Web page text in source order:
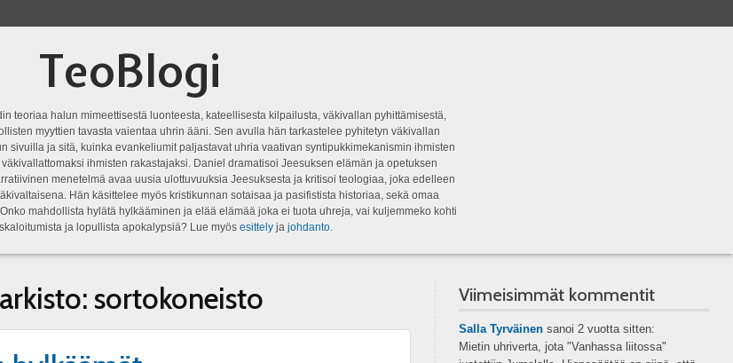
TeoBlogi
teoriaa halun mimeettisestä luonteesta, kateellisesta kilpailusta, väkivallan pyhittämisestä,
myyttien tavasta vaientaa uhrin ääni. Sen avulla hän tarkastelee pyhitetyn väkivallan
sivuilla ja sitä, kuinka evankeliumit paljastavat uhria vaativan syntipukkimekanismin ihmisten
ihmisten rakastajaksi. Daniel dramatisoi Jeesuksen elämän ja opetuksen
menetelmä avaa uusia ulottuvuuksia Jeesuksesta ja kritisoi teologiaa, joka edelleen
Hän käsittelee myös kristikunnan sotaisaa ja pasifistista historiaa, sekä omaa
mahdollista hylätä hylkääminen ja elää elämää joka ei tuota uhreja, vai kuljemmeko kohti
ja lopullista apokalypsiä? Lue myös esittelyja johdanto.
sortokoneisto
Viimeisimmät kommentit
Salla Tyrväinensanoi 2 vuotta sitten:
Mietin uhriverta, jota "Vanhassa liitossa"